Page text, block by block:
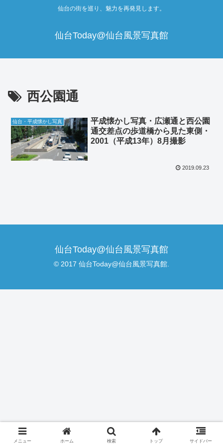
仙台の街を巡り、魅力を再発見します。
仙台Today@仙台風景写真館
西公園通
仙台・平成懐かし写真
平成懐かし写真・広瀬通と西公園
通交差点の歩道橋から見た東側・
2001（平成13年）8月撮影
2019.09.23
仙台Today@仙台風景写真館
© 2017 仙台Today@仙台風景写真館.
メニュー ホーム 検索 トップ サイドバー